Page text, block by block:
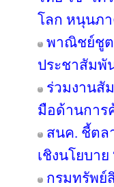
โลก หนุนภา
พาณิชย์ชูต
ประชาสัมพั
ร่วมงานสั
มือด้านการ
สนค. ชี้ตล
เชิงนโยบา
กรมทรัพย์